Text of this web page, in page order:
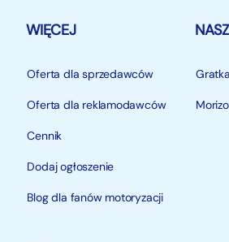
WIĘCEJ
Oferta dla sprzedawców
Oferta dla reklamodawców
Cennik
Dodaj ogłoszenie
Blog dla fanów motoryzacji
Gratka